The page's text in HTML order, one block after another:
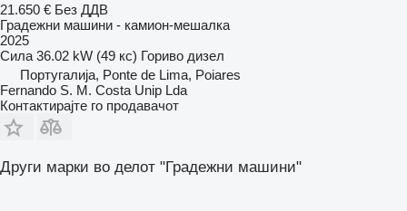
21.650 € Без ДДВ
Градежни машини - камион-мешалка
2025
Сила 36.02 kW (49 кс) Гориво дизел
Португалија, Ponte de Lima, Poiares
Fernando S. M. Costa Unip Lda
Контактирајте го продавачот
Други марки во делот "Градежни машини"